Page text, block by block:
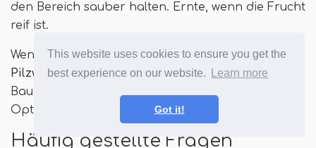
This website uses cookies to ensure you get the
best experience on our website.
Learn more
Got it!
den Bereich sauber halten. Ernte, wenn die Frucht
reif ist.
Wenn über Wasser, verschiedene
Pilzwurzelfrüchtekann einstellen. Da diese den
Baum töten können, ist Prävention Ihre beste
Option.
Häufig gestellte Fragen